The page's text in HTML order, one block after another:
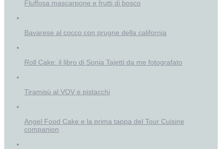
Fluffosa mascarpone e frutti di bosco
Bavarese al cocco con prugne della california
Roll Cake: il libro di Sonia Tajetti da me fotografato
Tiramisù al VOV e pistacchi
Angel Food Cake e la prima tappa del Tour Cuisine
companion